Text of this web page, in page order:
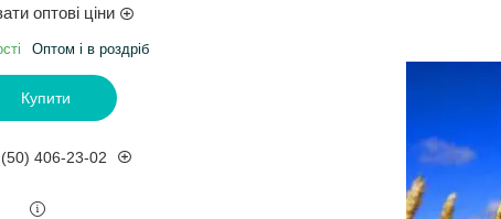
оптові ціни
Оптом і в роздріб
Купити
406-23-02